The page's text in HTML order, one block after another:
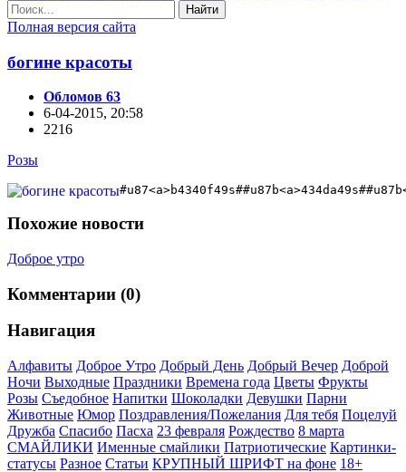
Найти
Полная версия сайта
богине красоты
Обломов 63
6-04-2015, 20:58
2216
Розы
Похожие новости
Доброе утро
Комментарии (0)
Навигация
Алфавиты Доброе Утро Добрый День Добрый Вечер Доброй
Ночи Выходные Праздники Времена года Цветы Фрукты
Розы Съедобное Напитки Шоколадки Девушки Парни
Животные Юмор Поздравления/Пожелания Для тебя Поцелуй
Дружба Спасибо Пасха 23 февраля Рождество 8 марта
СМАЙЛИКИ Именные смайлики Патриотические Картинки-
статусы Разное Cтатьи КРУПНЫЙ ШРИФТ на фоне 18+